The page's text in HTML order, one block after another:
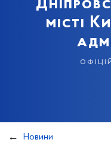
місті
Новини